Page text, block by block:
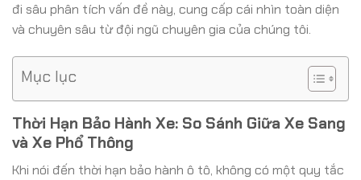
đi sâu phân tích vấn đề này, cung cấp cái nhìn toàn diện
và chuyên sâu từ đội ngũ chuyên gia của chúng tôi.
Mục lục
Thời Hạn Bảo Hành Xe: So Sánh Giữa Xe Sang
và Xe Phổ Thông
Khi nói đến thời hạn bảo hành ô tô, không có một quy tắc